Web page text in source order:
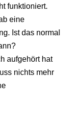
funktioniert.
eine
Ist das normal
aufgehört hat
nichts mehr